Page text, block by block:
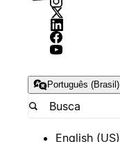
Português (Brasil)
English (US)